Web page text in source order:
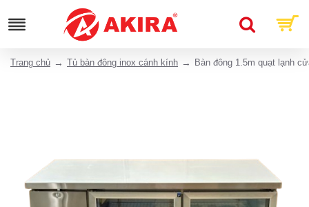
Trang chủ Tủ bàn đông inox cánh kính Bàn đông 1.5m quạt lạnh